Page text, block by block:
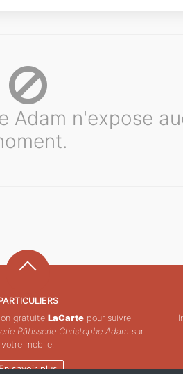
Adam n'expose
gratuite LaCartepour suivre
Pâtisserie Christophe Adam sur
votre mobile.
savoir plus